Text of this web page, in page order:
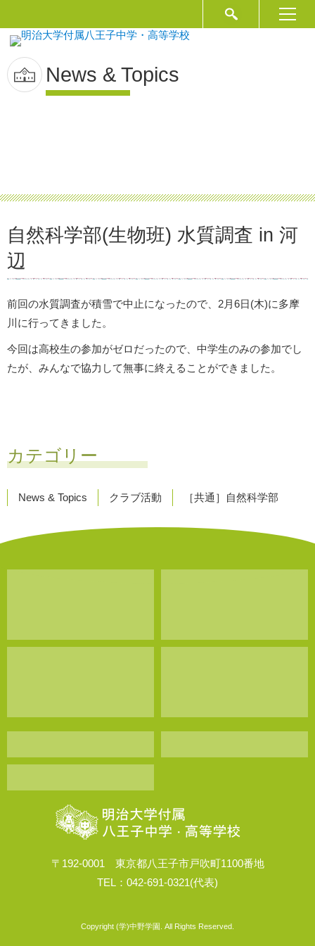
News & Topics
自然科学部(生物班) 水質調査 in 河
辺
前回の水質調査が積雪で中止になったので、2月6日(木)に多摩
川に行ってきました。
今回は高校生の参加がゼロだったので、中学生のみの参加でし
たが、みんなで協力して無事に終えることができました。
カテゴリー
News & Topics クラブ活動 ［共通］自然科学部
〒192-0001 東京都八王子市戸吹町1100番地
TEL：042-691-0321(代表)
Copyright (学)中野学園. All Rights Reserved.